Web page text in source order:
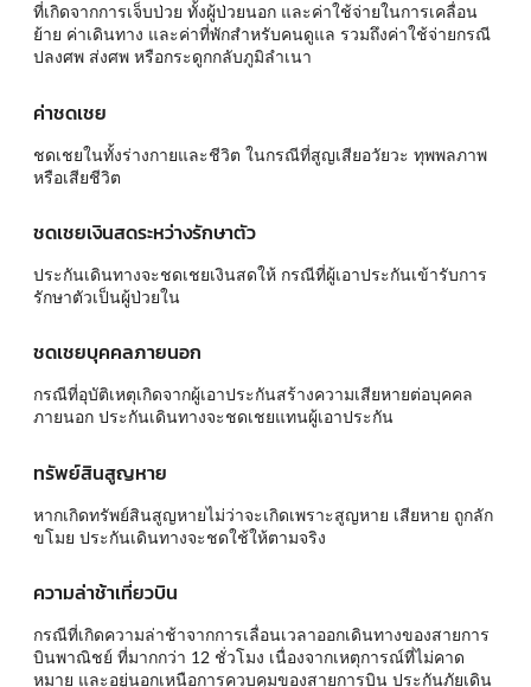
ที่เกิดจากการเจ็บป่วย ทั้งผู้ป่วยนอก และค่าใช้จ่ายในการเคลื่อน
ย้าย ค่าเดินทาง และค่าที่พักสำหรับคนดูแล รวมถึงค่าใช้จ่ายกรณี
ปลงศพ ส่งศพ หรือกระดูกกลับภูมิลำเนา
ค่าชดเชย
ชดเชยในทั้งร่างกายและชีวิต ในกรณีที่สูญเสียอวัยวะ ทุพพลภาพ
หรือเสียชีวิต
ชดเชยเงินสดระหว่างรักษาตัว
ประกันเดินทางจะชดเชยเงินสดให้ กรณีที่ผู้เอาประกันเข้ารับการ
รักษาตัวเป็นผู้ป่วยใน
ชดเชยบุคคลภายนอก
กรณีที่อุบัติเหตุเกิดจากผู้เอาประกันสร้างความเสียหายต่อบุคคล
ภายนอก ประกันเดินทางจะชดเชยแทนผู้เอาประกัน
ทรัพย์สินสูญหาย
หากเกิดทรัพย์สินสูญหายไม่ว่าจะเกิดเพราะสูญหาย เสียหาย ถูกลัก
ขโมย ประกันเดินทางจะชดใช้ให้ตามจริง
ความล่าช้าเที่ยวบิน
กรณีที่เกิดความล่าช้าจากการเลื่อนเวลาออกเดินทางของสายการ
บินพาณิชย์ ที่มากกว่า 12 ชั่วโมง เนื่องจากเหตุการณ์ที่ไม่คาด
หมาย และอยู่นอกเหนือการควบคุมของสายการบิน ประกันภัยเดิน